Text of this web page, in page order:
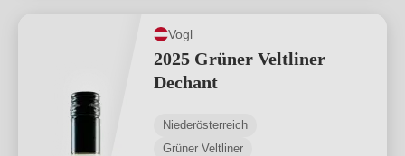
Vogl
2025 Grüner Veltliner
Dechant
Niederösterreich
Grüner Veltliner